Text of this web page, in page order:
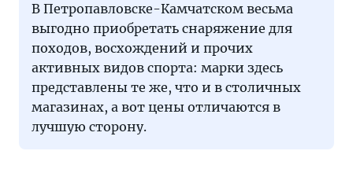
В Петропавловске-Камчатском весьма
выгодно приобретать снаряжение для
походов, восхождений и прочих
активных видов спорта: марки здесь
представлены те же, что и в столичных
магазинах, а вот цены отличаются в
лучшую сторону.